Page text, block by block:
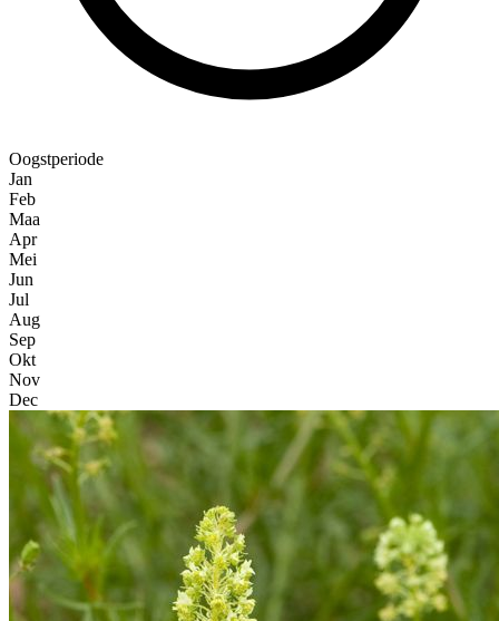
Oogstperiode
Jan
Feb
Maa
Apr
Mei
Jun
Jul
Aug
Sep
Okt
Nov
Dec